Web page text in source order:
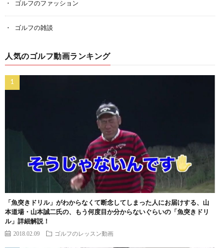
ゴルフのファッション
ゴルフの雑談
人気のゴルフ動画ランキング
「魚突きドリル」がわからなくて断念してしまった人にお届けする、山
本道場・山本誠二氏の、もう何度目か分からないぐらいの「魚突きドリ
ル」詳細解説！
2018.02.09 ゴルフのレッスン動画